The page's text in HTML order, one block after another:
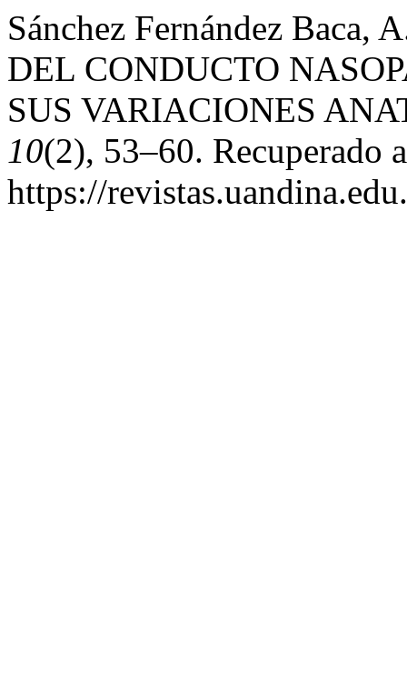
Sánchez Fernández
DEL CONDUCTO
SUS VARIACIONES
10(2), 53–60. Recuperado
https://